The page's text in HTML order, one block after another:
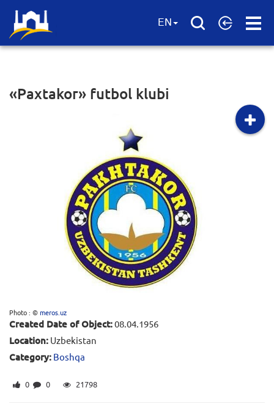
Open
EN
«Paxtakor» futbol klubi
Photo : ©meros.uz
Created Date of Object:08.04.1956
Location: Uzbekistan
Category: Boshqa
0 0 21798